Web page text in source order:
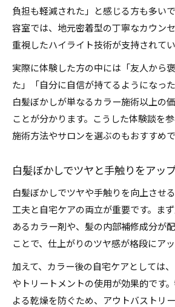
負担も軽減された」と感じる方も多い
容室では、地元密着型の丁寧なカウン
重視したハイライト技術が支持されてい
実際に体験した方の中には「友人から
た」「自分に自信が持てるようになっ
白髪ぼかしが単なるカラー施術以上の
ことが分かります。こうした体験談を
施術方法やサロンを選ぶのもおすすめで
白髪ぼかしでツヤと手触りをアッ
白髪ぼかしでツヤや手触りを向上させ
工夫と自宅ケアの両立が重要です。ま
あるカラー剤や、髪の内部補修成分が
ことで、仕上がりのツヤ感が格段にアッ
加えて、カラー後の自宅ケアとしては
やトリートメントの使用が効果的です
よる乾燥を防ぐため、アウトバストリ